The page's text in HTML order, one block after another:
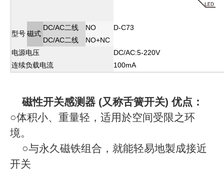
型号磁式
DC/AC二线 NO
D-C73
DC/AC二线
NO+NC
电源电压
DC/AC:5-220V
连续负载电流
100mA
磁性开关感测器 (又称舌簧开关) 优点：
○体积小、重量轻，适用於空间受限之环
境。
○与永久磁铁组合，就能轻易地製成接近
开关